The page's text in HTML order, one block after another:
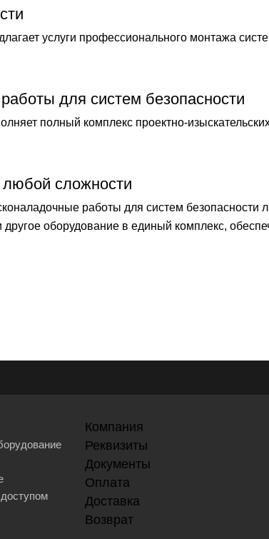
услуги профессионального монтажа
для систем безопасности
полный комплекс проектно-
сложности
работы для систем безопасности
оборудование в единый комплекс,
Компания
Реквизиты
Документы
Оплата
Доставка
Возврат